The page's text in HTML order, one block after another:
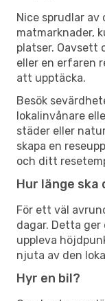
Nice sprudlar av
matmarknader,
platser. Oavsett
eller en erfaren
att upptäcka.
Besök
lokalinvånare
städer eller
skapa en
och ditt
Hur länge ska
För ett väl
dagar. Detta
uppleva
njuta av den
Hyr en bil?